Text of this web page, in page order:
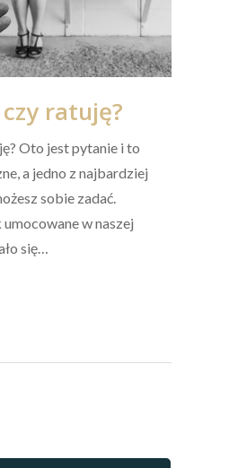
ratuję?
Oto jest pytanie i to
a jedno z najbardziej
sobie zadać.
w naszej
się…